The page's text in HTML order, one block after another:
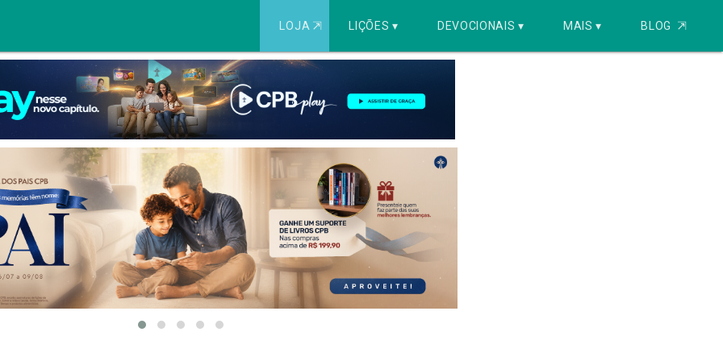
LOJA ⇱ LIÇÕES ▾ DEVOCIONAIS ▾ MAIS ▾ BLOG ⇱